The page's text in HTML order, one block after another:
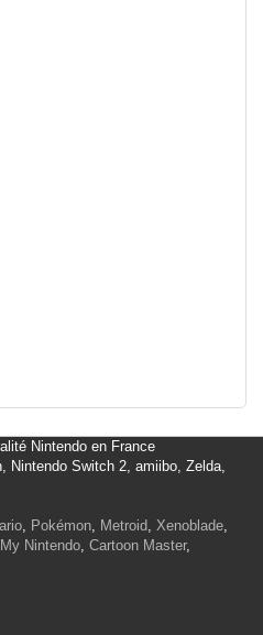
Nintendo en France
Nintendo Switch 2, amiibo, Zelda,
, Pokémon, Metroid, Xenoblade,
My Nintendo, Cartoon Master,